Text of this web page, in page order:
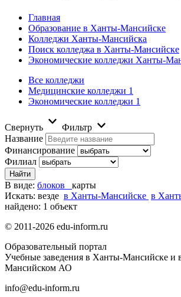
Главная
Образование в Ханты-Мансийске
Колледжи Ханты-Мансийска
Поиск колледжа в Ханты-Мансийске
Экономические колледжи Ханты-
Все колледжи
Медицинские колледжи 1
Экономические колледжи 1
Свернуть
Фильтр
Название
Финансирование
Филиал
В виде: блоков
карты
Искать: везде в Ханты-Мансийске в
найдено: 1 объект
© 2011-2026 edu-inform.ru
Образовательный портал
Учебные заведения в Ханты-Мансийске и
Мансийском АО
info@edu-inform.ru